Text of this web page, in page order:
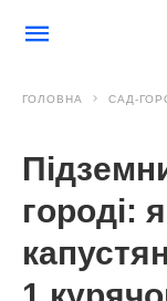
ГОЛОВНА САД-
городі: